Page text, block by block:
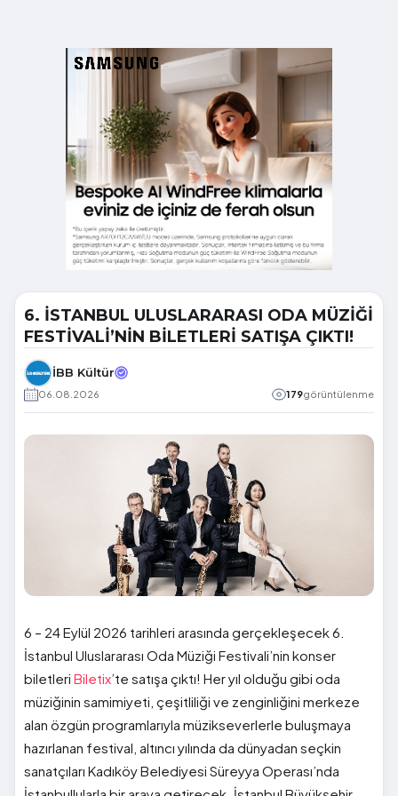
6. İSTANBUL ULUSLARARASI ODA MÜZİĞİ
FESTİVALİ’NİN BİLETLERİ SATIŞA ÇIKTI!
İBB Kültür
06.08.2026 179görüntülenme
6 – 24 Eylül 2026 tarihleri arasında gerçekleşecek 6.
İstanbul Uluslararası Oda Müziği Festivali’nin konser
biletleri Biletix’te satışa çıktı! Her yıl olduğu gibi oda
müziğinin samimiyeti, çeşitliliği ve zenginliğini merkeze
alan özgün programlarıyla müzikseverlerle buluşmaya
hazırlanan festival, altıncı yılında da dünyadan seçkin
sanatçıları Kadıköy Belediyesi Süreyya Operası’nda